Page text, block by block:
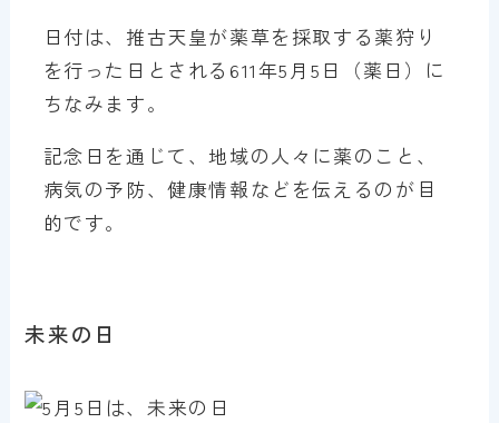
日付は、推古天皇が薬草を採取する薬狩り
を行った日とされる611年5月5日（薬日）に
ちなみます。
記念日を通じて、地域の人々に薬のこと、
病気の予防、健康情報などを伝えるのが目
的です。
未来の日